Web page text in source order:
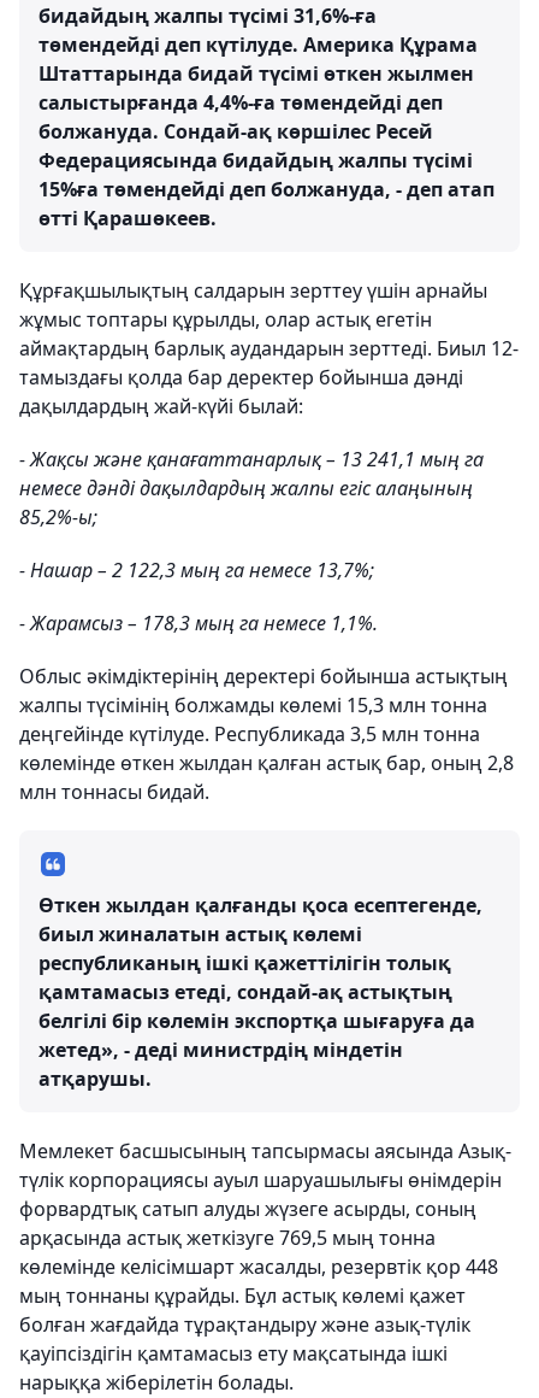
бидайдың жалпы түсімі 31,6%-ға
төмендейді деп күтілуде. Америка Құрама
Штаттарында бидай түсімі өткен жылмен
салыстырғанда 4,4%-ға төмендейді деп
болжануда. Сондай-ақ көршілес Ресей
Федерациясында бидайдың жалпы түсімі
15%ға төмендейді деп болжануда, - деп атап
өтті Қарашөкеев.
Құрғақшылықтың салдарын зерттеу үшін арнайы
жұмыс топтары құрылды, олар астық егетін
аймақтардың барлық аудандарын зерттеді. Биыл 12-
тамыздағы қолда бар деректер бойынша дәнді
дақылдардың жай-күйі былай:
- Жақсы және қанағаттанарлық – 13 241,1 мың га
немесе дәнді дақылдардың жалпы егіс алаңының
85,2%-ы;
- Нашар – 2 122,3 мың га немесе 13,7%;
- Жарамсыз – 178,3 мың га немесе 1,1%.
Облыс әкімдіктерінің деректері бойынша астықтың
жалпы түсімінің болжамды көлемі 15,3 млн тонна
деңгейінде күтілуде. Республикада 3,5 млн тонна
көлемінде өткен жылдан қалған астық бар, оның 2,8
млн тоннасы бидай.
Өткен жылдан қалғанды қоса есептегенде,
биыл жиналатын астық көлемі
республиканың ішкі қажеттілігін толық
қамтамасыз етеді, сондай-ақ астықтың
белгілі бір көлемін экспортқа шығаруға да
жетед», - деді министрдің міндетін
атқарушы.
Мемлекет басшысының тапсырмасы аясында Азық-
түлік корпорациясы ауыл шаруашылығы өнімдерін
форвардтық сатып алуды жүзеге асырды, соның
арқасында астық жеткізуге 769,5 мың тонна
көлемінде келісімшарт жасалды, резервтік қор 448
мың тоннаны құрайды. Бұл астық көлемі қажет
болған жағдайда тұрақтандыру және азық-түлік
қауіпсіздігін қамтамасыз ету мақсатында ішкі
нарыққа жіберілетін болады.